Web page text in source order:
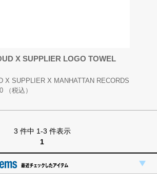
X SUPPLIER LOGO TOWEL
X SUPPLIER X MANHATTAN RECORDS
（税込）
3 件中 1-3 件表示
1